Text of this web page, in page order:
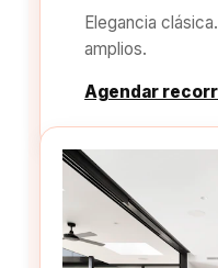
Elegancia
amplios.
Agendar